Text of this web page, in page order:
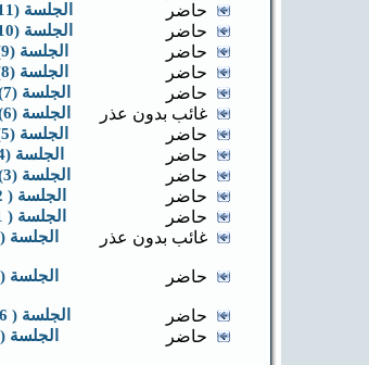
حاضر الجلسة (11) /فصل اول / سنة رابعة
حاضر الجلسة (10) /فصل اول / سنة رابعة
حاضر الجلسة (9) /فصل اول / سنة رابعة
حاضر الجلسة (8) / فصل اول/ سنة رابعة
حاضر الجلسة (7) / فصل اول / سنة رابعة
غائب بدون عذر الجلسة (6) / فصل اول / سنة رابعة
حاضر الجلسة (5) /فصل اول / سنة رابعة
حاضر الجلسة (4) /فصل اول/سنة رابعة
حاضر الجلسة (3) / فصل اول / سنة رابعة
حاضر الجلسة ( 2) /فصل اول/سنة رابعة
حاضر الجلسة ( 1) /فصل اول/سنة رابعة
غائب بدون عذر
حاضر
حاضر الجلسة ( 36) /فصل ثاني/سنة ثالثة
حاضر